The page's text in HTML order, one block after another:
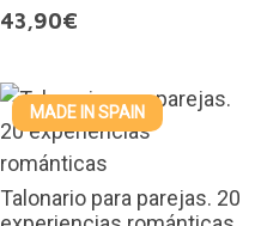
43,90€
MADE IN SPAIN
Talonario para parejas. 20